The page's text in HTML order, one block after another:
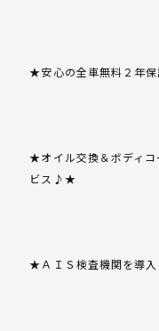
★安心の全車無料２年
★オイル交換＆ボディコ
ビス♪★
★ＡＩＳ検査機関を導